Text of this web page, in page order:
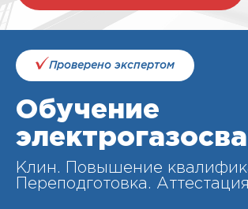
Проверено экспертом
Обучение
Клин. Повышение
Переподготовка.